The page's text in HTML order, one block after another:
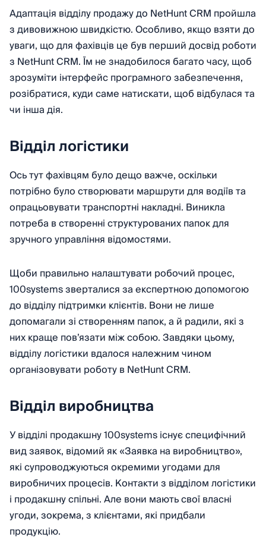
Адаптація відділу продажу до NetHunt CRM пройшла
з дивовижною швидкістю. Особливо, якщо взяти до
уваги, що для фахівців це був перший досвід роботи
з NetHunt CRM. Їм не знадобилося багато часу, щоб
зрозуміти інтерфейс програмного забезпечення,
розібратися, куди саме натискати, щоб відбулася та
чи інша дія.
Відділ логістики
Ось тут фахівцям було дещо важче, оскільки
потрібно було створювати маршрути для водіїв та
опрацьовувати транспортні накладні. Виникла
потреба в створенні структурованих папок для
зручного управління відомостями.
Щоби правильно налаштувати робочий процес,
100systems зверталися за експертною допомогою
до відділу підтримки клієнтів. Вони не лише
допомагали зі створенням папок, а й радили, які з
них краще пов’язати між собою. Завдяки цьому,
відділу логістики вдалося належним чином
організовувати роботу в NetHunt CRM.
Відділ виробництва
У відділі продакшну 100systems існує специфічний
вид заявок, відомий як «Заявка на виробництво»,
які супроводжуються окремими угодами для
виробничих процесів. Контакти з відділом логістики
і продакшну спільні. Але вони мають свої власні
угоди, зокрема, з клієнтами, які придбали
продукцію.